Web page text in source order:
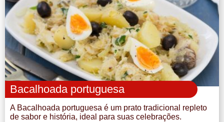
Bacalhoada portuguesa
A Bacalhoada portuguesa é um prato tradicional repleto
de sabor e história, ideal para suas celebrações.